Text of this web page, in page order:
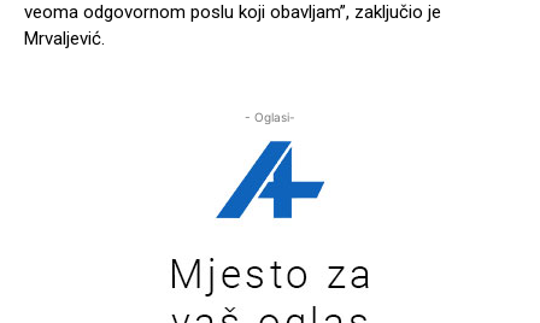
veoma odgovornom poslu koji obavljam”, zaključio je
Mrvaljević.
- Oglasi-